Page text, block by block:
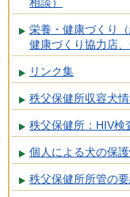
栄養・健康づくり
健康づくり協力店
リンク集
秩父保健所収容犬
秩父保健所：HIV検
個人による犬の保
秩父保健所所管の